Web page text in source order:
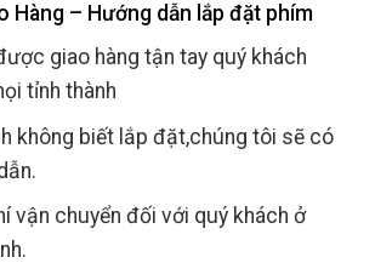
Hàng – Hướng dẫn lắp đặt phím
giao hàng tận tay quý khách
tỉnh thành
không biết lắp đặt,chúng tôi sẽ có
vận chuyển đối với quý khách ở